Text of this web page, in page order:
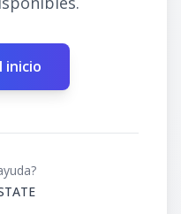
inicio